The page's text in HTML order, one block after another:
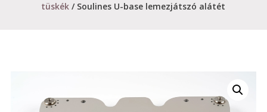
tüskék / Soulines U-base lemezjátszó alátét